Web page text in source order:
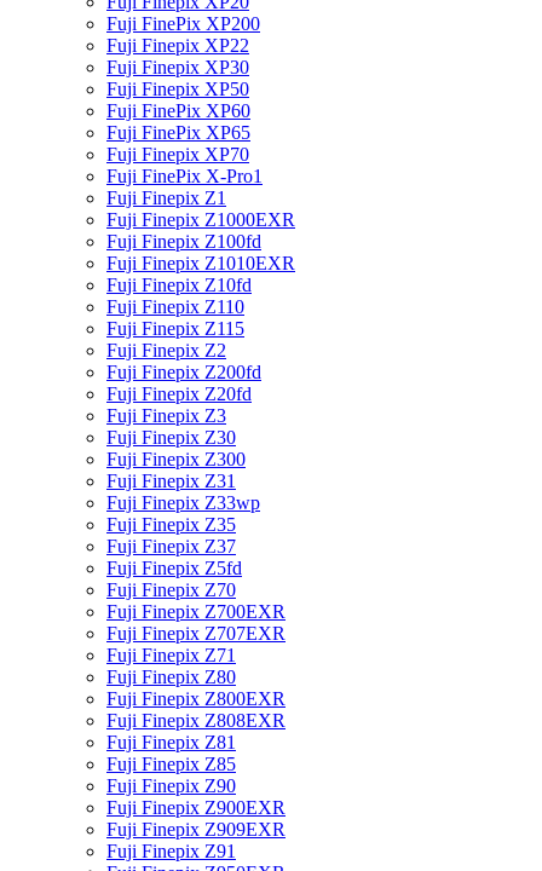
Fuji FinePix XP200
Fuji Finepix XP22
Fuji Finepix XP30
Fuji Finepix XP50
Fuji FinePix XP60
Fuji FinePix XP65
Fuji Finepix XP70
Fuji FinePix X-Pro1
Fuji Finepix Z1
Fuji Finepix Z1000EXR
Fuji Finepix Z100fd
Fuji Finepix Z1010EXR
Fuji Finepix Z10fd
Fuji Finepix Z110
Fuji Finepix Z115
Fuji Finepix Z2
Fuji Finepix Z200fd
Fuji Finepix Z20fd
Fuji Finepix Z3
Fuji Finepix Z30
Fuji Finepix Z300
Fuji Finepix Z31
Fuji Finepix Z33wp
Fuji Finepix Z35
Fuji Finepix Z37
Fuji Finepix Z5fd
Fuji Finepix Z70
Fuji Finepix Z700EXR
Fuji Finepix Z707EXR
Fuji Finepix Z71
Fuji Finepix Z80
Fuji Finepix Z800EXR
Fuji Finepix Z808EXR
Fuji Finepix Z81
Fuji Finepix Z85
Fuji Finepix Z90
Fuji Finepix Z900EXR
Fuji Finepix Z909EXR
Fuji Finepix Z91